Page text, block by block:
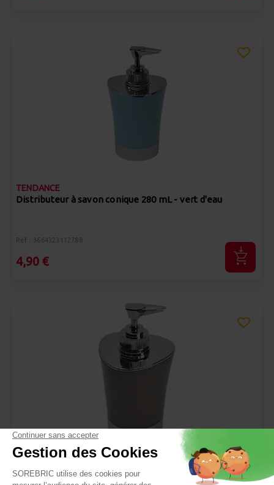
TENDANCE
Distributeur à savon conique 280 mL - vert d'eau
Réf : 3664323112788
4,90 €
TENDANCE
Distributeur à savon conique 280 mL - taupe